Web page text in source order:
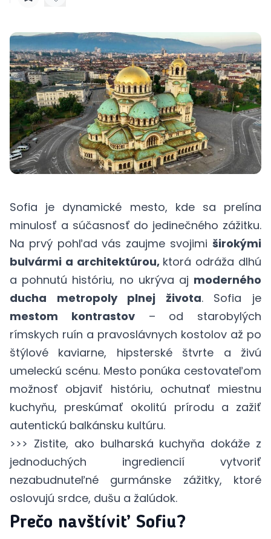
Sofia je dynamické mesto, kde sa prelína
minulosť a súčasnosť do jedinečného zážitku.
Na prvý pohľad vás zaujme svojimi širokými
bulvármi a architektúrou, ktorá odráža dlhú
a pohnutú históriu, no ukrýva aj moderného
ducha metropoly plnej života. Sofia je
mestom kontrastov– od starobylých
rímskych ruín a pravoslávnych kostolov až po
štýlové kaviarne, hipsterské štvrte a živú
umeleckú scénu. Mesto ponúka cestovateľom
možnosť objaviť históriu, ochutnať miestnu
kuchyňu, preskúmať okolitú prírodu a zažiť
autentickú balkánsku kultúru.
>>> Zistite, ako bulharská kuchyňa dokáže z
jednoduchých ingrediencií vytvoriť
nezabudnuteľné gurmánske zážitky, ktoré
oslovujú srdce, dušu a žalúdok.
Prečo navštíviť Sofiu?